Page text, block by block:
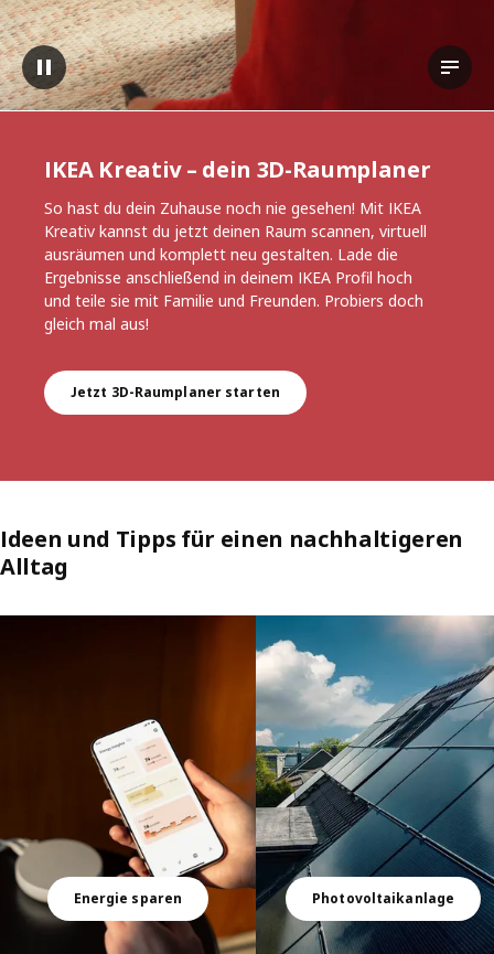
Video pausieren
IKEA Kreativ – dein 3D-Raumplaner
So hast du dein Zuhause noch nie gesehen! Mit IKEA
Kreativ kannst du jetzt deinen Raum scannen, virtuell
ausräumen und komplett neu gestalten. Lade die
Ergebnisse anschließend in deinem IKEA Profil hoch
und teile sie mit Familie und Freunden. Probiers doch
gleich mal aus!
Jetzt 3D-Raumplaner starten
Ideen und Tipps für einen nachhaltigeren
Alltag
Energie sparen Photovoltaikanlage